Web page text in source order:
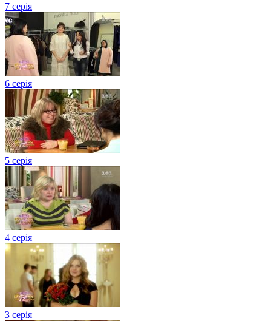
7 серія
6 серія
5 серія
4 серія
3 серія